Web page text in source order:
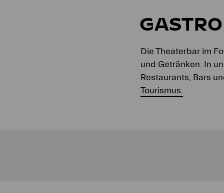
Die Theaterbar im
und Getränken. In
Restaurants, Bars
Tourismus.